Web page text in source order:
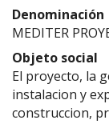
Denominación
MEDITER
Objeto social
El proyecto, la
instalacion y
construccion,